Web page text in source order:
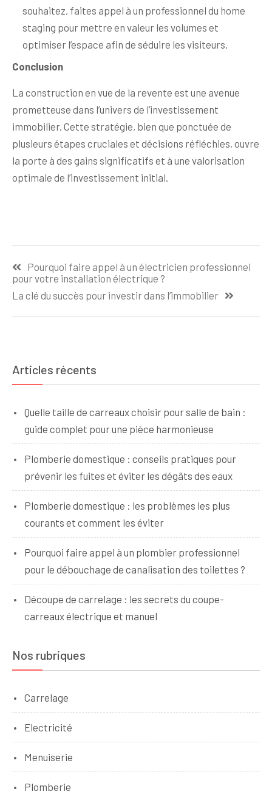
souhaitez, faites appel à un professionnel du home
staging pour mettre en valeur les volumes et
optimiser l’espace afin de séduire les visiteurs.
Conclusion
La construction en vue de la revente est une avenue
prometteuse dans l’univers de l’investissement
immobilier. Cette stratégie, bien que ponctuée de
plusieurs étapes cruciales et décisions réfléchies, ouvre
la porte à des gains significatifs et à une valorisation
optimale de l’investissement initial.
de
l’article
Pourquoi faire appel à un électricien professionnel
pour votre installation électrique ?
La clé du succès pour investir dans l’immobilier
Articles récents
Quelle taille de carreaux choisir pour salle de bain :
guide complet pour une pièce harmonieuse
Plomberie domestique : conseils pratiques pour
prévenir les fuites et éviter les dégâts des eaux
Plomberie domestique : les problèmes les plus
courants et comment les éviter
Pourquoi faire appel à un plombier professionnel
pour le débouchage de canalisation des toilettes ?
Découpe de carrelage : les secrets du coupe-
carreaux électrique et manuel
Nos rubriques
Carrelage
Electricité
Menuiserie
Plomberie